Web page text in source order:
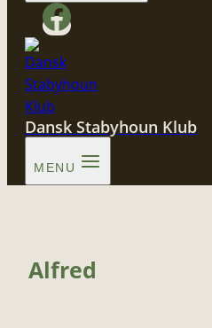
Dansk Stabyhoun Klub
MENU
Alfred